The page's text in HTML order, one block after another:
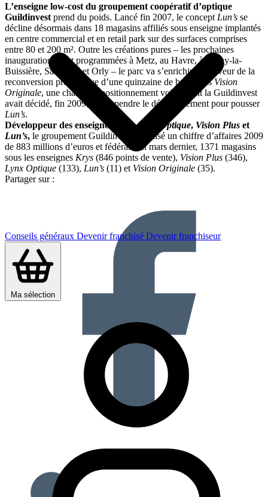
Conseils généraux Devenir franchisé Devenir franchiseur
Ma sélection
L’enseigne low-cost du groupement coopératif d’optique
Guildinvest prend du poids. Lancé fin 2007, le concept Lun’s se
décline désormais dans 18 magasins affiliés sous enseigne implantés
en centre commercial et en retail park sur des surfaces comprises
entre 80 et 200 m². Outre les créations pures – les prochaines
inaugurations sont programmées à Metz, au Havre, à Bruay-la-
Buissière, Saint-Dié et Orly – le parc va s’enrichir à la faveur de la
reconversion progressive d’une quinzaine de boutiquesVision
Originale, une chaîne au positionnement voisin dont la Guildinvest
avait décidé, fin 2009, de suspendre le développement pour pousser
Lun’s.
Développeur des enseignes
,Lynx Optique, Vision Plus et
Lun’s, le groupement Guildinvest a réalisé un chiffre d’affaires 2009
de 883 millions d’euros et fédérait, en mars dernier, 1371 magasins
sous les enseignes Krys (846 points de vente), Vision Plus (346),
Lynx Optique (133), Lun’s (11) et Vision Originale (35).
Partager sur :